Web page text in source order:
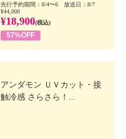
先行予約期間：8/4〜6 放送日：8/7
¥44,000
¥18,900(税込)
57%OFF
アンダモン ＵＶカット・接
触冷感 さらさら！...